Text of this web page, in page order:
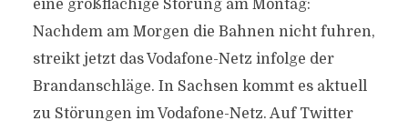
eine großflächige Störung am Montag:
Nachdem am Morgen die Bahnen nicht fuhren,
streikt jetzt das Vodafone-Netz infolge der
Brandanschläge. In Sachsen kommt es aktuell
zu Störungen im Vodafone-Netz. Auf Twitter